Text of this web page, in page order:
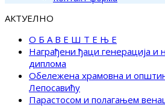
АКТУЕЛНО
О Б А В Е Ш Т Е Њ Е
Награђени ђаци генерација и
диплома
Обележена храмовна и
Лепосавићу
Парастосом и полагањем